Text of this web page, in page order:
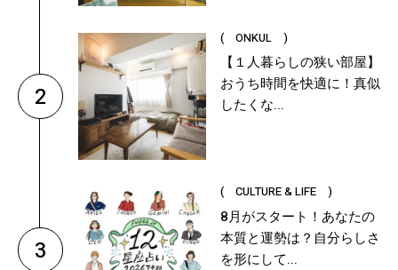
2
( ONKUL )
【１人暮らしの狭い部屋】
おうち時間を快適に！真似
したくな...
3
( CULTURE & LIFE )
8月がスタート！あなたの
本質と運勢は？自分らしさ
を形にして...